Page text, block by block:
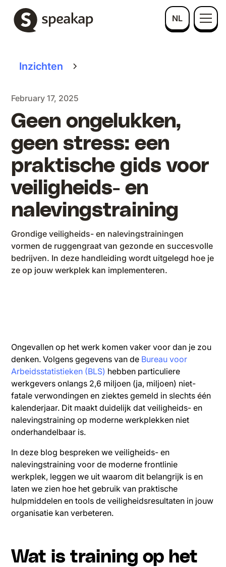
NL
Inzichten
February 17, 2025
Geen ongelukken,
geen stress: een
praktische gids voor
veiligheids- en
nalevingstraining
Grondige veiligheids- en nalevingstrainingen
vormen de ruggengraat van gezonde en succesvolle
bedrijven. In deze handleiding wordt uitgelegd hoe je
ze op jouw werkplek kan implementeren.
Ongevallen op het werk komen vaker voor dan je zou
denken. Volgens gegevens van de Bureau voor
Arbeidsstatistieken (BLS) hebben particuliere
werkgevers onlangs 2,6 miljoen (ja, miljoen) niet-
fatale verwondingen en ziektes gemeld in slechts één
kalenderjaar. Dit maakt duidelijk dat veiligheids- en
nalevingstraining op moderne werkplekken niet
onderhandelbaar is.
In deze blog bespreken we veiligheids- en
nalevingstraining voor de moderne frontlinie
werkplek, leggen we uit waarom dit belangrijk is en
laten we zien hoe het gebruik van praktische
hulpmiddelen en tools de veiligheidsresultaten in jouw
organisatie kan verbeteren.
Wat is training op het